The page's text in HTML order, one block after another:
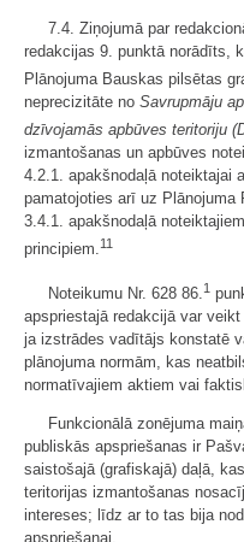
7.4. Ziņojumā par
redakcijas 9. punktā norādīts,
Plānojuma Bauskas pilsētas
neprecizitāte no Savrupmāju
dzīvojamās apbūves teritoriju
izmantošanas un apbūves
4.2.1. apakšnodaļā noteiktajai
pamatojoties arī uz Plānojuma
3.4.1. apakšnodaļā
principiem.11
Noteikumu Nr. 628 86. 1
apspriestajā redakcijā var
ja izstrādes vadītājs konstatē
plānojuma normām, kas
normatīvajiem aktiem vai
Funkcionālā zonējuma
publiskās apspriešanas ir
saistošajā (grafiskajā) daļā,
teritorijas izmantošanas
intereses; līdz ar to tas bija
apspriešanai.